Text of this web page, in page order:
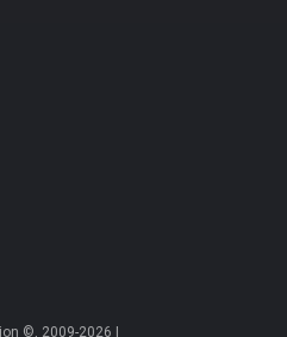
©, 2009-2026 |